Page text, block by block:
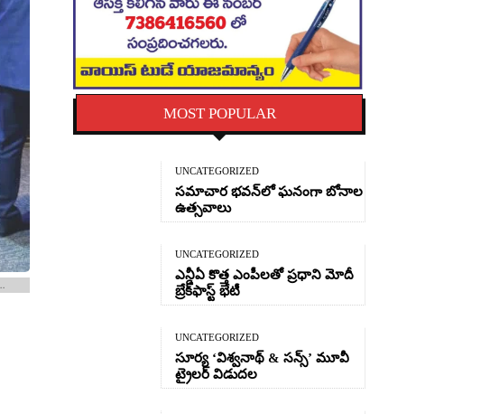
MOST POPULAR
UNCATEGORIZED
సమాచార భవన్‌లో ఘనంగా బోనాల
ఉత్సవాలు
UNCATEGORIZED
ఎన్డీఏ కొత్త ఎంపీలతో ప్రధాని మోదీ
బ్రేక్‌ఫాస్ట్ భేటీ
UNCATEGORIZED
సూర్య ‘విశ్వనాథ్ & సన్స్’ మూవీ
ట్రైలర్ విడుదల